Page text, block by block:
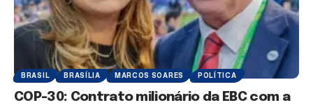
BRASIL BRASÍLIA MARCOS SOARES POLÍTICA
COP-30: Contrato milionário da EBC com a